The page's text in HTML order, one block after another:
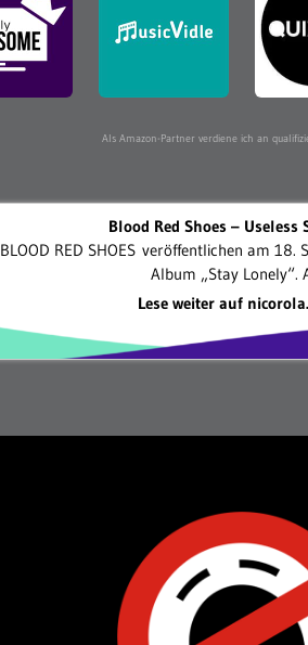
Als Amazon-Partner verdiene ich an
Blood Red Shoes – Useless
BLOOD RED SHOES veröffentlichen am 18.
Album „Stay Lonely“.
Lese weiter auf